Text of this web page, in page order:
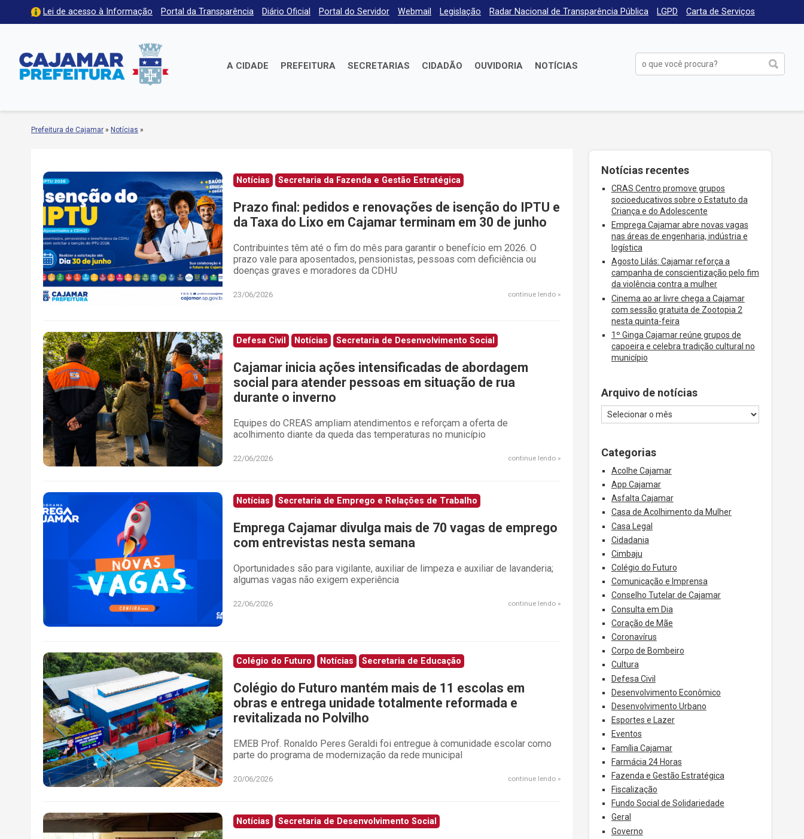
Lei de acesso à Informação Portal da Transparência Diário Oficial Portal do Servidor Webmail Legislação Radar Nacional de Transparência Pública LGPD Carta de Serviços
A CIDADE PREFEITURA SECRETARIAS CIDADÃO OUVIDORIA NOTÍCIAS
Prefeitura de Cajamar » Notícias »
Notícias Secretaria da Fazenda e Gestão Estratégica
Prazo final: pedidos e renovações de isenção do IPTU e
da Taxa do Lixo em Cajamar terminam em 30 de junho
Contribuintes têm até o fim do mês para garantir o benefício em 2026. O
prazo vale para aposentados, pensionistas, pessoas com deficiência ou
doenças graves e moradores da CDHU
23/06/2026 continue lendo
Defesa Civil Notícias Secretaria de Desenvolvimento Social
Cajamar inicia ações intensificadas de abordagem
social para atender pessoas em situação de rua
durante o inverno
Equipes do CREAS ampliam atendimentos e reforçam a oferta de
acolhimento diante da queda das temperaturas no município
22/06/2026 continue lendo
Notícias Secretaria de Emprego e Relações de Trabalho
Emprega Cajamar divulga mais de 70 vagas de emprego
com entrevistas nesta semana
Oportunidades são para vigilante, auxiliar de limpeza e auxiliar de lavanderia;
algumas vagas não exigem experiência
22/06/2026 continue lendo
Colégio do Futuro Notícias Secretaria de Educação
Colégio do Futuro mantém mais de 11 escolas em
obras e entrega unidade totalmente reformada e
revitalizada no Polvilho
EMEB Prof. Ronaldo Peres Geraldi foi entregue à comunidade escolar como
parte do programa de modernização da rede municipal
20/06/2026 continue lendo
Notícias Secretaria de Desenvolvimento Social
Notícias recentes
CRAS Centro promove grupos
socioeducativos sobre o Estatuto da
Criança e do Adolescente
Emprega Cajamar abre novas vagas
nas áreas de engenharia, indústria e
logística
Agosto Lilás: Cajamar reforça a
campanha de conscientização pelo fim
da violência contra a mulher
Cinema ao ar livre chega a Cajamar
com sessão gratuita de Zootopia 2
nesta quinta-feira
1º Ginga Cajamar reúne grupos de
capoeira e celebra tradição cultural no
município
Arquivo de notícias
Categorias
Acolhe Cajamar
App Cajamar
Asfalta Cajamar
Casa de Acolhimento da Mulher
Casa Legal
Cidadania
Cimbaju
Colégio do Futuro
Comunicação e Imprensa
Conselho Tutelar de Cajamar
Consulta em Dia
Coração de Mãe
Coronavírus
Corpo de Bombeiro
Cultura
Defesa Civil
Desenvolvimento Econômico
Desenvolvimento Urbano
Esportes e Lazer
Eventos
Família Cajamar
Farmácia 24 Horas
Fazenda e Gestão Estratégica
Fiscalização
Fundo Social de Solidariedade
Geral
Governo